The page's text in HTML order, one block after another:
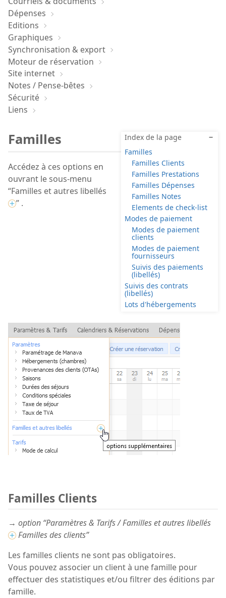
Dépenses
Editions
Graphiques
Synchronisation & export
Moteur de réservation
Site internet
Notes / Pense-bêtes
Sécurité
Liens
−
Index de la page
Familles
Familles Clients
Familles Prestations
Familles Dépenses
Familles Notes
Elements de check-list
Modes de paiement
Modes de paiement
clients
Modes de paiement
fournisseurs
Suivis des paiements
(libellés)
Suivis des contrats
(libellés)
Lots d'hébergements
Familles
Accédez à ces options en
ouvrant le sous-menu
“Familles et autres libellés
” .
Familles Clients
→ option “Paramètres & Tarifs / Familles et autres libellés
Familles des clients”
Les familles clients ne sont pas obligatoires.
Vous pouvez associer un client à une famille pour
effectuer des statistiques et/ou filtrer des éditions par
famille.